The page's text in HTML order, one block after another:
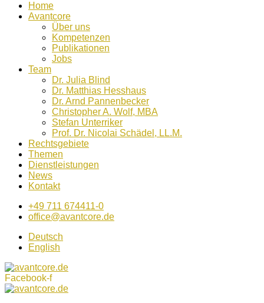
Home
Avantcore
Über uns
Kompetenzen
Publikationen
Jobs
Team
Dr. Julia Blind
Dr. Matthias Hesshaus
Dr. Arnd Pannenbecker
Christopher A. Wolf, MBA
Stefan Unterriker
Prof. Dr. Nicolai Schädel, LL.M.
Rechtsgebiete
Themen
Dienstleistungen
News
Kontakt
+49 711 674411-0
office@avantcore.de
Deutsch
English
Facebook-f